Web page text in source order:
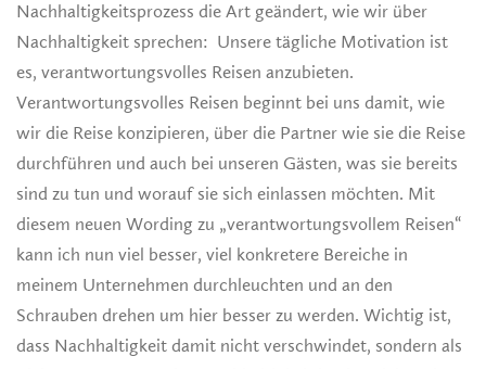
Nachhaltigkeitsprozess die Art geändert, wie wir über
Nachhaltigkeit sprechen: Unsere tägliche Motivation ist
es, verantwortungsvolles Reisen anzubieten.
Verantwortungsvolles Reisen beginnt bei uns damit, wie
wir die Reise konzipieren, über die Partner wie sie die Reise
durchführen und auch bei unseren Gästen, was sie bereits
sind zu tun und worauf sie sich einlassen möchten. Mit
diesem neuen Wording zu „verantwortungsvollem Reisen“
kann ich nun viel besser, viel konkretere Bereiche in
meinem Unternehmen durchleuchten und an den
Schrauben drehen um hier besser zu werden. Wichtig ist,
dass Nachhaltigkeit damit nicht verschwindet, sondern als